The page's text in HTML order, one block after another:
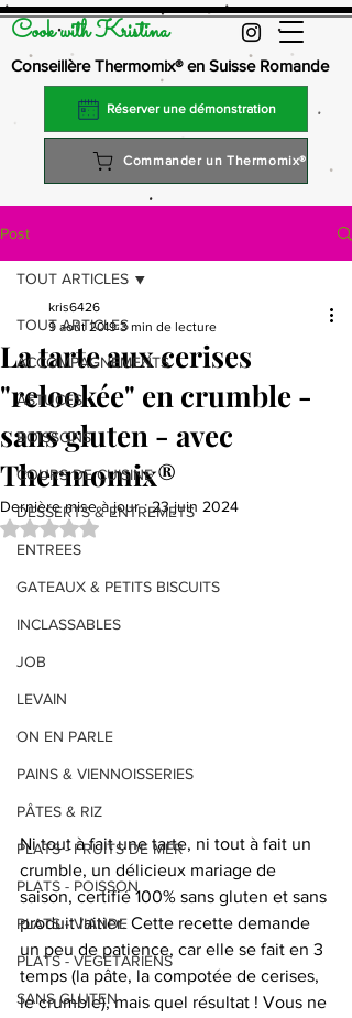
Cook with Kristina
Conseillère Thermomix® en Suisse Romande
Réserver une démonstration
Commander un Thermomix®
Post
TOUT ARTICLES
ACCOMPAGNEMENTS
ASTUCES
BOISSONS
COURS DE CUISINE
DESSERTS & ENTREMETS
ENTREES
GATEAUX & PETITS BISCUITS
INCLASSABLES
JOB
LEVAIN
ON EN PARLE
PAINS & VIENNOISSERIES
PÂTES & RIZ
PLATS - FRUITS DE MER
PLATS - POISSON
PLATS - VIANDE
PLATS - VEGETARIENS
SANS GLUTEN
TOUT ARTICLES
La tarte aux cerises
"relookée" en crumble -
sans gluten - avec
Thermomix®
kris6426
9 août 2019 3 min de lecture
Dernière mise à jour :23 juin 2024
Noté NaN étoiles sur 5.
Ni tout à fait une tarte, ni tout à fait un
crumble, un délicieux mariage de
saison, certifié 100% sans gluten et sans
produit laitier. Cette recette demande
un peu de patience, car elle se fait en 3
temps (la pâte, la compotée de cerises,
le crumble), mais quel résultat ! Vous ne